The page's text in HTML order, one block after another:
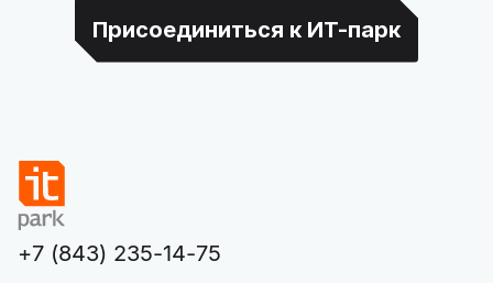
Присоединиться к ИТ-парк
+7 (843) 235-14-75